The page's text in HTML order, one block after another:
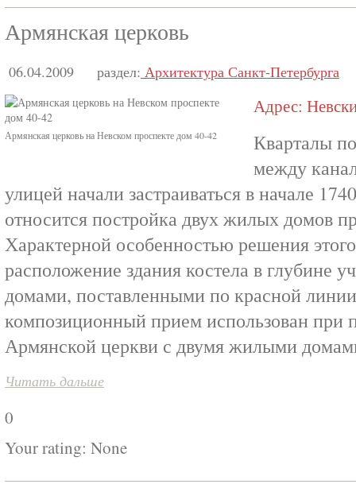
Армянская церковь
06.04.2009 раздел: Архитектура Санкт-Петербурга
Армянская церковь на Невском проспекте дом 40-42
Адрес:
Кварталы
между
улицей начали застраиваться в начале
относится постройка двух жилых домов
Характерной особенностью решения
расположение здания костела в глубине
домами, поставленными по красной
композиционный прием использован при
Армянской церкви с двумя жилыми
Читать дальше
0
Your rating: None